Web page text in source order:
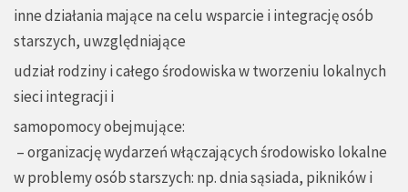
inne działania mające na celu wsparcie i integrację osób
starszych, uwzględniające
udział rodziny i całego środowiska w tworzeniu lokalnych
sieci integracji i
samopomocy obejmujące:
– organizację wydarzeń włączających środowisko lokalne
w problemy osób starszych: np. dnia sąsiada, pikników i